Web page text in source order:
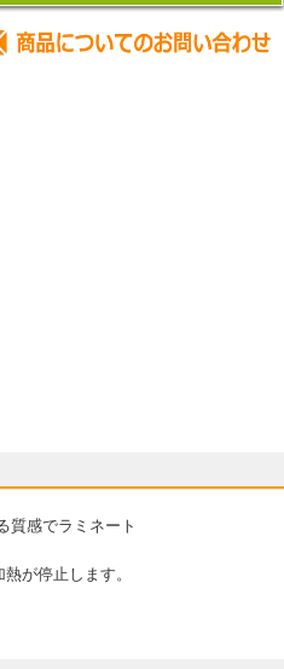
質感でラミネート
が停止します。